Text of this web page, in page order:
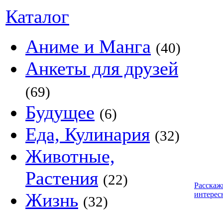
Каталог
Аниме и Манга (40)
Анкеты для друзей
(69)
Будущее (6)
Еда, Кулинария (32)
Животные,
Растения (22)
Жизнь (32)